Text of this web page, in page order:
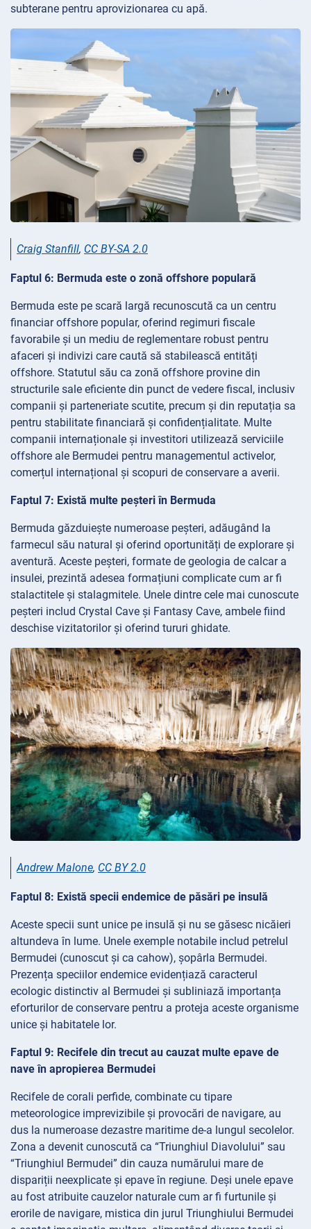
subterane pentru aprovizionarea cu apă.
Craig Stanfill, CC BY-SA 2.0
Faptul 6: Bermuda este o zonă offshore populară
Bermuda este pe scară largă recunoscută ca un centru
financiar offshore popular, oferind regimuri fiscale
favorabile și un mediu de reglementare robust pentru
afaceri și indivizi care caută să stabilească entități
offshore. Statutul său ca zonă offshore provine din
structurile sale eficiente din punct de vedere fiscal, inclusiv
companii și parteneriate scutite, precum și din reputația sa
pentru stabilitate financiară și confidențialitate. Multe
companii internaționale și investitori utilizează serviciile
offshore ale Bermudei pentru managementul activelor,
comerțul internațional și scopuri de conservare a averii.
Faptul 7: Există multe peșteri în Bermuda
Bermuda găzduiește numeroase peșteri, adăugând la
farmecul său natural și oferind oportunități de explorare și
aventură. Aceste peșteri, formate de geologia de calcar a
insulei, prezintă adesea formațiuni complicate cum ar fi
stalactitele și stalagmitele. Unele dintre cele mai cunoscute
peșteri includ Crystal Cave și Fantasy Cave, ambele fiind
deschise vizitatorilor și oferind tururi ghidate.
Andrew Malone, CC BY 2.0
Faptul 8: Există specii endemice de păsări pe insulă
Aceste specii sunt unice pe insulă și nu se găsesc nicăieri
altundeva în lume. Unele exemple notabile includ petrelul
Bermudei (cunoscut și ca cahow), șopârla Bermudei.
Prezența speciilor endemice evidențiază caracterul
ecologic distinctiv al Bermudei și subliniază importanța
eforturilor de conservare pentru a proteja aceste organisme
unice și habitatele lor.
Faptul 9: Recifele din trecut au cauzat multe epave de
nave în apropierea Bermudei
Recifele de corali perfide, combinate cu tipare
meteorologice imprevizibile și provocări de navigare, au
dus la numeroase dezastre maritime de-a lungul secolelor.
Zona a devenit cunoscută ca “Triunghiul Diavolului” sau
“Triunghiul Bermudei” din cauza numărului mare de
dispariții neexplicate și epave în regiune. Deși unele epave
au fost atribuite cauzelor naturale cum ar fi furtunile și
erorile de navigare, mistica din jurul Triunghiului Bermudei